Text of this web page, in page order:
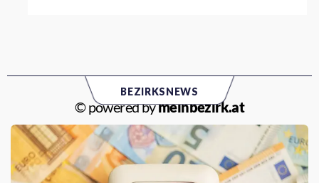
BEZIRKSNEWS
© powered bymeinbezirk.at